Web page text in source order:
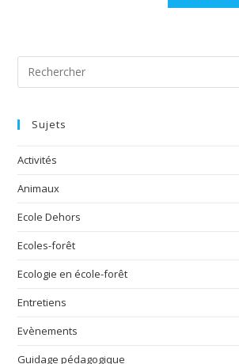
Sujets
Activités
Animaux
Ecole Dehors
Ecoles-forêt
Ecologie en école-forêt
Entretiens
Evènements
Guidage pédagogique